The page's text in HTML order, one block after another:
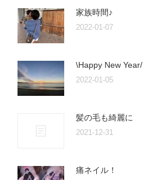
家族時間♪
2022-01-07
\Happy New Year/
2022-01-05
髪の毛も綺麗に
2021-12-31
痛ネイル！